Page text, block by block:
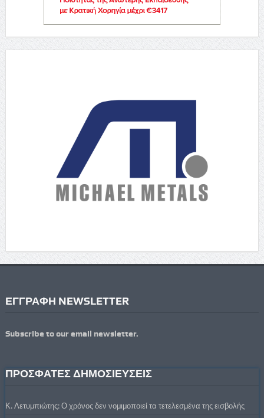
ΕΓΓΡΑΦΗ NEWSLETTER
Subscribe to our email newsletter.
ΠΡΟΣΦΑΤΕΣ ΔΗΜΟΣΙΕΥΣΕΙΣ
Κ. Λετυμπιώτης: Ο χρόνος δεν νομιμοποιεί τα τετελεσμένα της εισβολής